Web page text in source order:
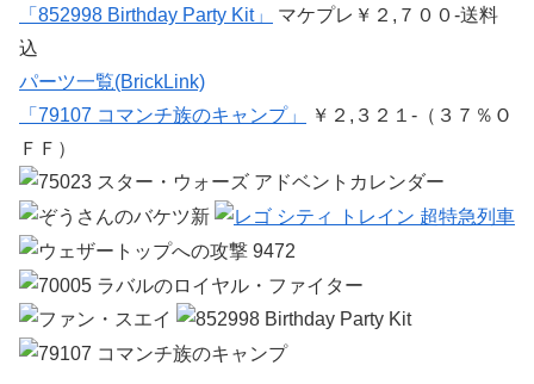
「852998 Birthday Party Kit」
マケプレ￥２,７００-送料
込
パーツ一覧(BrickLink)
「79107 コマンチ族のキャンプ」
￥２,３２１-（３７％Ｏ
ＦＦ）